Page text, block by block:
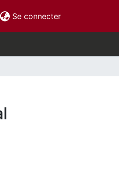
Se connecter(current)